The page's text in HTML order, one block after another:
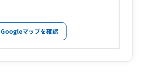
Googleマップを確認